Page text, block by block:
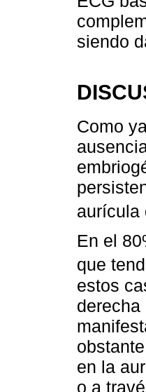
siendo
Como
aurícula
En el
que
estos
en la
o a